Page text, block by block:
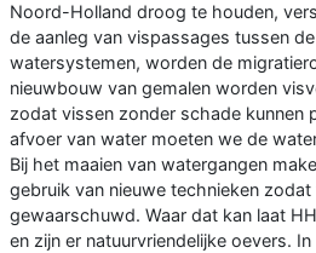
Noord-Holland droog te houden,
de aanleg van vispassages tussen
watersystemen, worden de
nieuwbouw van gemalen worden
zodat vissen zonder schade kunnen
afvoer van water moeten we de
Bij het maaien van watergangen
gebruik van nieuwe technieken
gewaarschuwd. Waar dat kan laat
en zijn er natuurvriendelijke oevers.